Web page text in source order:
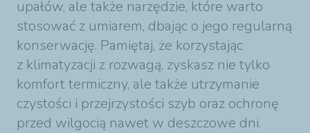
upałów, ale także narzędzie, które warto
stosować z umiarem, dbając o jego regularną
konserwację. Pamiętaj, że korzystając
z klimatyzacji z rozwagą, zyskasz nie tylko
komfort termiczny, ale także utrzymanie
czystości i przejrzystości szyb oraz ochronę
przed wilgocią nawet w deszczowe dni.